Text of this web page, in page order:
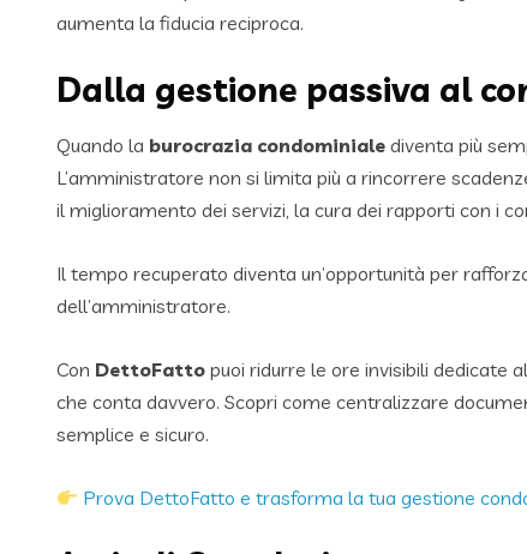
aumenta la fiducia reciproca.
Dalla gestione passiva al
Quando la burocrazia condominiale diventa più
L’amministratore non si limita più a rincorrere
il miglioramento dei servizi, la cura dei rapporti con i
Il tempo recuperato diventa un’opportunità per
dell’amministratore.
Con DettoFatto puoi ridurre le ore invisibili dedicate
che conta davvero. Scopri come centralizzare
semplice e sicuro.
Prova DettoFatto e trasforma la tua gestione